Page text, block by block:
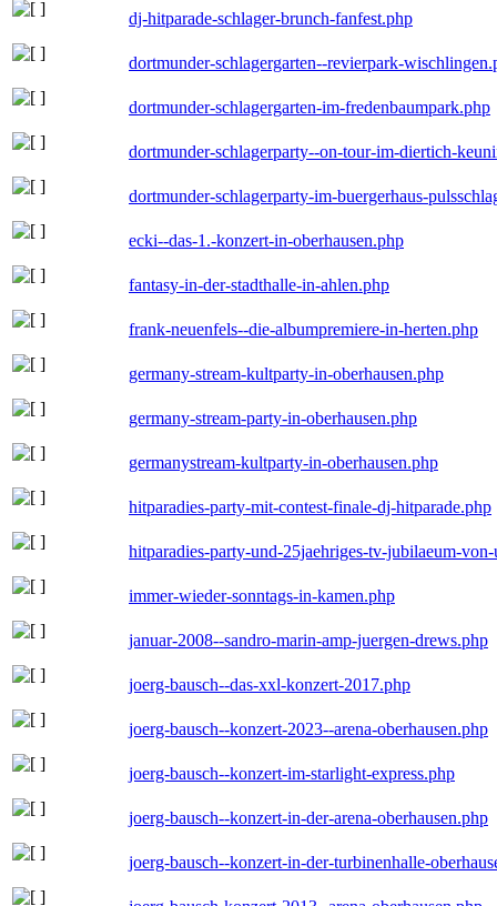
dj-hitparade-schlager-brunch-fanfest.php
dortmunder-schlagergarten--revierpark-
dortmunder-schlagergarten-im-fredenbaumpark.php
dortmunder-schlagerparty--on-tour-im-diertich-
dortmunder-schlagerparty-im-buergerhaus-
ecki--das-1.-konzert-in-oberhausen.php
fantasy-in-der-stadthalle-in-ahlen.php
frank-neuenfels--die-albumpremiere-in-herten.php
germany-stream-kultparty-in-oberhausen.php
germany-stream-party-in-oberhausen.php
germanystream-kultparty-in-oberhausen.php
hitparadies-party-mit-contest-finale-dj-hitparade.php
hitparadies-party-und-25jaehriges-tv-jubilaeum-
immer-wieder-sonntags-in-kamen.php
januar-2008--sandro-marin-amp-juergen-drews.php
joerg-bausch--das-xxl-konzert-2017.php
joerg-bausch--konzert-2023--arena-oberhausen.php
joerg-bausch--konzert-im-starlight-express.php
joerg-bausch--konzert-in-der-arena-oberhausen.php
joerg-bausch--konzert-in-der-turbinenhalle-